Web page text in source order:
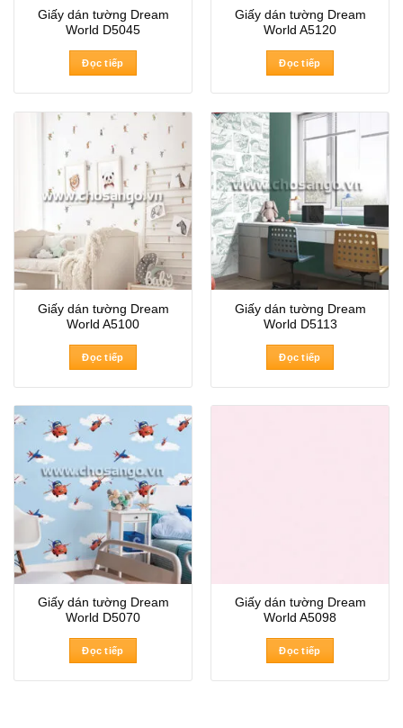
Giấy dán tường Dream
World D5045
Đọc tiếp
Giấy dán tường Dream
World A5120
Đọc tiếp
Giấy dán tường Dream
World A5100
Đọc tiếp
Giấy dán tường Dream
World D5113
Đọc tiếp
Giấy dán tường Dream
World D5070
Đọc tiếp
Giấy dán tường Dream
World A5098
Đọc tiếp